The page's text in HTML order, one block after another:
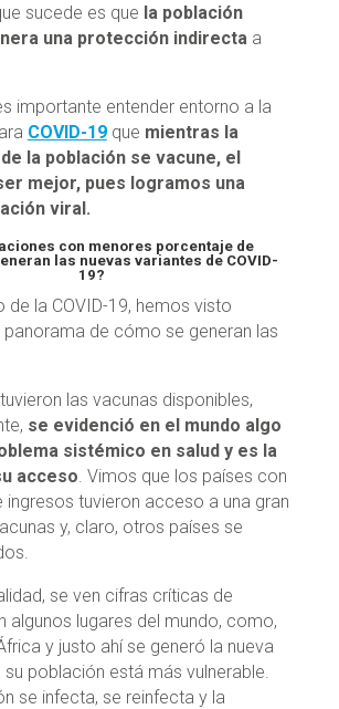
sucede es que la población
una protección indirecta a
importante entender entorno a la
COVID-19que mientras la
la población se vacune, el
mejor, pues logramos una
viral.
con menores porcentaje de
las nuevas variantes de COVID-
19?
de la COVID-19, hemos visto
de cómo se generan las
las vacunas disponibles,
se evidenció en el mundo algo
sistémico en salud y es la
acceso . Vimos que los países con
ingresos tuvieron acceso a una gran
y, claro, otros países se
se ven cifras críticas de
algunos lugares del mundo, como,
y justo ahí se generó la nueva
su población está más vulnerable.
se infecta, se reinfecta y la